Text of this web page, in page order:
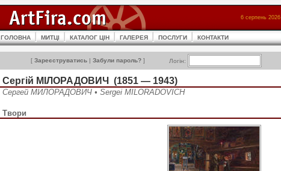
6 серпень 2026
ГОЛОВНА МИТЦІ КАТАЛОГ ЦІН ГАЛЕРЕЯ ПОСЛУГИ КОНТАКТИ
[ Зареєструватись | Забули пароль? ] Логін:
Сергій МІЛОРАДОВИЧ (1851 — 1943)
Сергей МИЛОРАДОВИЧ • Sergei MILORADOVICH
Твори